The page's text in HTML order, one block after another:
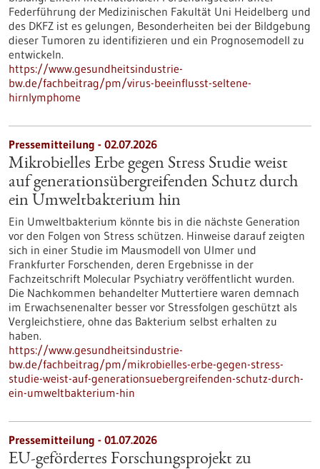
Federführung der Medizinischen Fakultät Uni Heidelberg und
des DKFZ ist es gelungen, Besonderheiten bei der Bildgebung
dieser Tumoren zu identifizieren und ein Prognosemodell zu
entwickeln.
https://www.gesundheitsindustrie-
bw.de/fachbeitrag/pm/virus-beeinflusst-seltene-
hirnlymphome
Pressemitteilung - 02.07.2026
Mikrobielles Erbe gegen Stress Studie weist
auf generationsübergreifenden Schutz durch
ein Umweltbakterium hin
Ein Umweltbakterium könnte bis in die nächste Generation
vor den Folgen von Stress schützen. Hinweise darauf zeigten
sich in einer Studie im Mausmodell von Ulmer und
Frankfurter Forschenden, deren Ergebnisse in der
Fachzeitschrift Molecular Psychiatry veröffentlicht wurden.
Die Nachkommen behandelter Muttertiere waren demnach
im Erwachsenenalter besser vor Stressfolgen geschützt als
Vergleichstiere, ohne das Bakterium selbst erhalten zu
haben.
https://www.gesundheitsindustrie-
bw.de/fachbeitrag/pm/mikrobielles-erbe-gegen-stress-
studie-weist-auf-generationsuebergreifenden-schutz-durch-
ein-umweltbakterium-hin
Pressemitteilung - 01.07.2026
EU-gefördertes Forschungsprojekt zu